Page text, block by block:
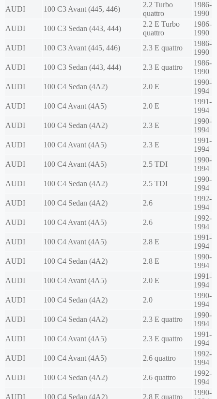
AUDI
100 C3 Avant (445, 446)
2.2 Turbo
quattro
1986-
1990
AUDI
100 C3 Sedan (443, 444)
2.2 E Turbo
quattro
1986-
1990
AUDI
100 C3 Avant (445, 446) 2.3 E quattro
1986-
1990
AUDI
100 C3 Sedan (443, 444) 2.3 E quattro
1986-
1990
AUDI
100 C4 Sedan (4A2) 2.0 E
1990-
1994
AUDI
100 C4 Avant (4A5) 2.0 E
1991-
1994
AUDI
100 C4 Sedan (4A2) 2.3 E
1990-
1994
AUDI
100 C4 Avant (4A5) 2.3 E
1991-
1994
AUDI
100 C4 Avant (4A5) 2.5 TDI
1990-
1994
AUDI
100 C4 Sedan (4A2) 2.5 TDI
1990-
1994
AUDI
100 C4 Sedan (4A2) 2.6
1992-
1994
AUDI
100 C4 Avant (4A5) 2.6
1992-
1994
AUDI
100 C4 Avant (4A5) 2.8 E
1991-
1994
AUDI
100 C4 Sedan (4A2) 2.8 E
1990-
1994
AUDI
100 C4 Avant (4A5) 2.0 E
1991-
1994
AUDI
100 C4 Sedan (4A2) 2.0
1990-
1994
AUDI
100 C4 Sedan (4A2) 2.3 E quattro
1990-
1994
AUDI
100 C4 Avant (4A5) 2.3 E quattro
1991-
1994
AUDI
100 C4 Avant (4A5) 2.6 quattro
1992-
1994
AUDI
100 C4 Sedan (4A2) 2.6 quattro
1992-
1994
AUDI
100 C4 Sedan (4A2) 2.8 E quattro
1990-